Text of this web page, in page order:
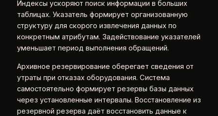
Индексы ускоряют поиск информации в больших
таблицах. Указатель формирует организованную
структуру для скорого извлечения данных по
конкретным атрибутам. Задействование указателей
уменьшает период выполнения обращений.
Архивное резервирование оберегает сведения от
утраты при отказах оборудования. Система
самостоятельно формирует резервы базы данных
через установленные интервалы. Восстановление из
резервной резерва даёт восстановить данные к